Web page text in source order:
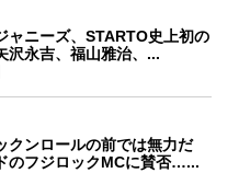
ャニーズ、STARTO史上初の
沢永吉、福山雅治、...
クンロールの前では無力だ
のフジロックMCに賛否…...